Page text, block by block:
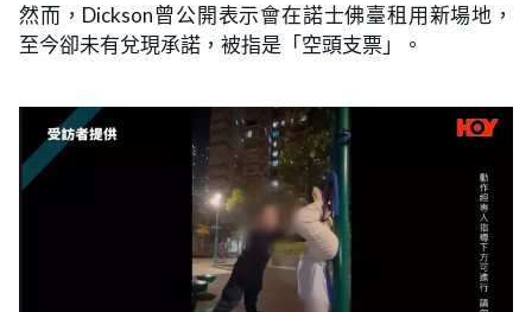
然而，Dickson曾公開表示會在諾士佛臺租用新場地，
至今卻未有兌現承諾，被指是「空頭支票」。